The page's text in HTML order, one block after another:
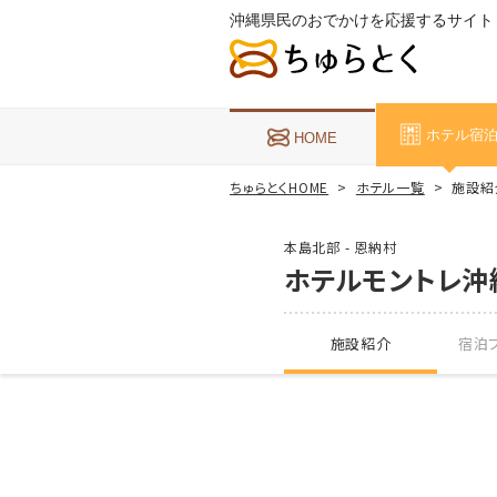
沖縄県民のおでかけを応援するサイト
HOME ホテル宿泊
ちゅらとくHOME ホテル一覧 施設紹
本島北部 - 恩納村
ホテルモントレ
施設紹介 宿泊